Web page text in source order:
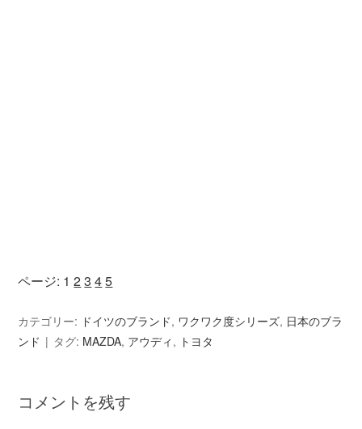
ページ: 1 23 45
カテゴリー: ドイツのブランド, ワクワク度シリーズ, 日本のブラ
ンド
タグ: MAZDA, アウディ , トヨタ
コメントを残す